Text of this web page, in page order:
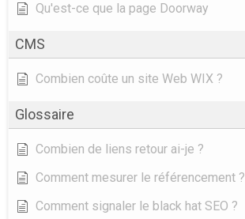
Qu'est-ce que la page Doorway
CMS
Combien coûte un site Web WIX ?
Glossaire
Combien de liens retour ai-je ?
Comment mesurer le référencement ?
Comment signaler le black hat SEO ?